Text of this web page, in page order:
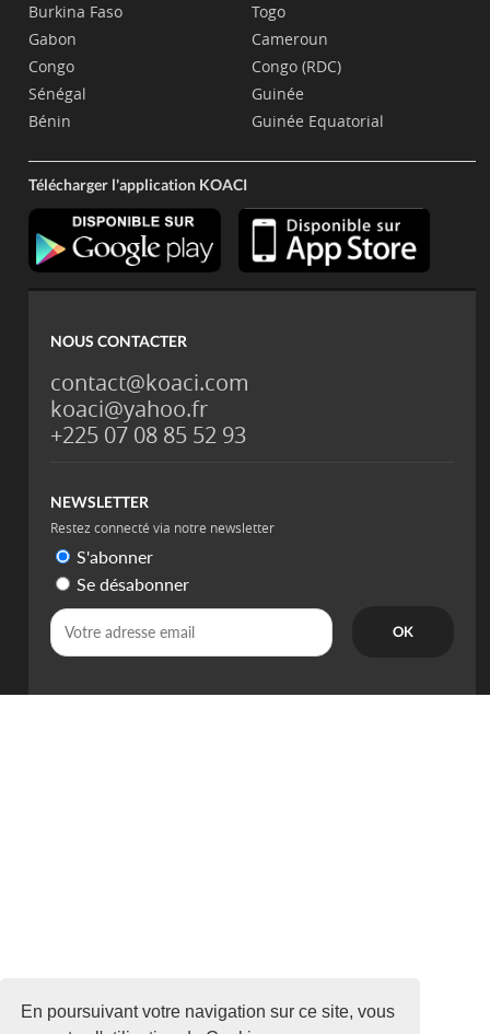
En poursuivant votre navigation sur ce site, vous
Burkina Faso
Gabon
Congo
Sénégal
Bénin
Togo
Cameroun
Congo (RDC)
Guinée
Guinée Equatorial
Télécharger l'application KOACI
NOUS CONTACTER
contact@koaci.com
koaci@yahoo.fr
+225 07 08 85 52 93
NEWSLETTER
Restez connecté via notre newsletter
S'abonner
Se désabonner